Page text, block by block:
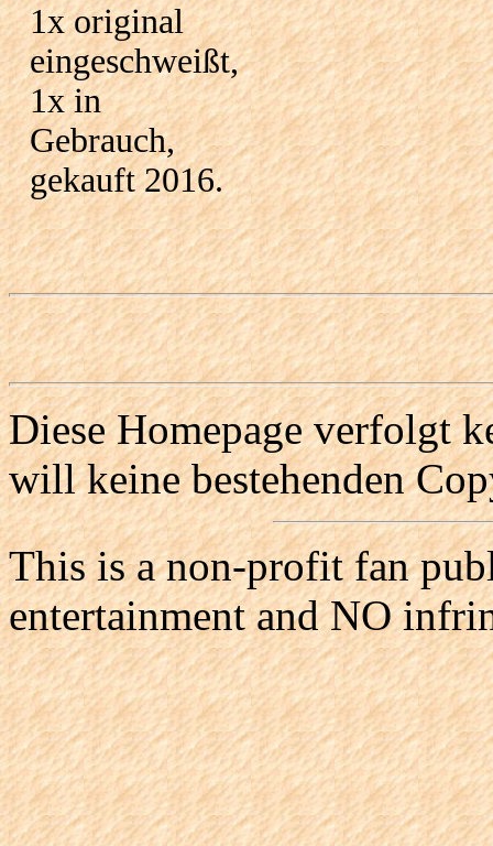
1x original
eingeschweißt,
1x in
Gebrauch,
gekauft 2016.
Diese Homepage verfolgt
will keine bestehenden
This is a non-profit fan
entertainment and NO